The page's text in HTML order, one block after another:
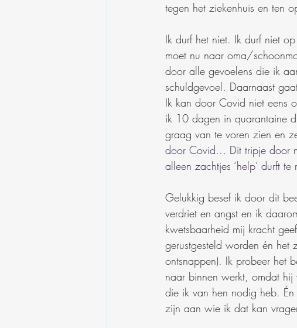
tegen het ziekenhuis en ten
Ik durf het niet. Ik durf niet
moet nu naar oma/
door alle gevoelens die ik
schuldgevoel. Daarnaast
Ik kan door Covid niet eens
ik 10 dagen in quarantaine
graag van te voren zien en
door Covid… Dit tripje door
alleen zachtjes ‘help’ durft te
Gelukkig besef ik door dit
verdriet en angst en ik
kwetsbaarheid mij kracht
gerustgesteld worden én het
ontsnappen). Ik probeer het
naar binnen werkt, omdat
die ik van hen nodig heb.
zijn aan wie ik dat kan